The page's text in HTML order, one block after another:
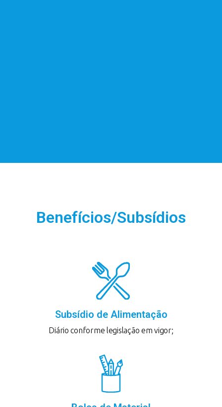
Benefícios/Subsídios
Subsídio de Alimentação
Diário conforme legislação em vigor;